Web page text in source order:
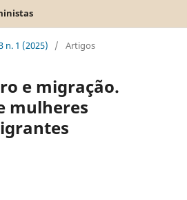
n. 1 (2025) / Artigos
e migração.
mulheres